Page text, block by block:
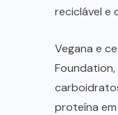
reciclável e
Vegana e
proteína